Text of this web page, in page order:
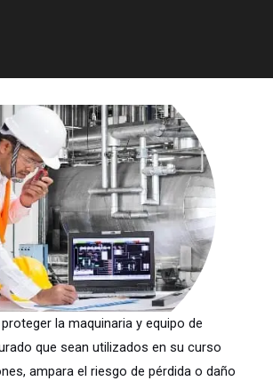
la maquinaria y equipo de
que sean utilizados en su curso
ampara el riesgo de pérdida o daño